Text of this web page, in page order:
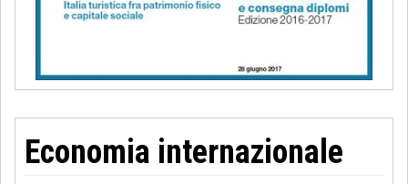
Economia internazionale